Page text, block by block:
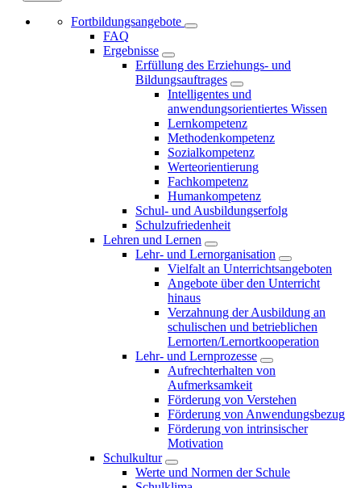
Fortbildungsangebote
FAQ
Ergebnisse
Erfüllung des Erziehungs- und
Bildungsauftrages
Intelligentes und
anwendungsorientiertes Wissen
Lernkompetenz
Methodenkompetenz
Sozialkompetenz
Werteorientierung
Fachkompetenz
Humankompetenz
Schul- und Ausbildungserfolg
Schulzufriedenheit
Lehren und Lernen
Lehr- und Lernorganisation
Vielfalt an Unterrichtsangeboten
Angebote über den Unterricht
hinaus
Verzahnung der Ausbildung an
schulischen und betrieblichen
Lernorten/Lernortkooperation
Lehr- und Lernprozesse
Aufrechterhalten von
Aufmerksamkeit
Förderung von Verstehen
Förderung von Anwendungsbezug
Förderung von intrinsischer
Motivation
Schulkultur
Werte und Normen der Schule